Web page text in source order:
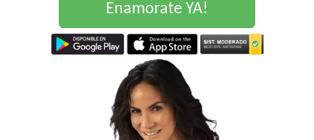
Enamorate YA!